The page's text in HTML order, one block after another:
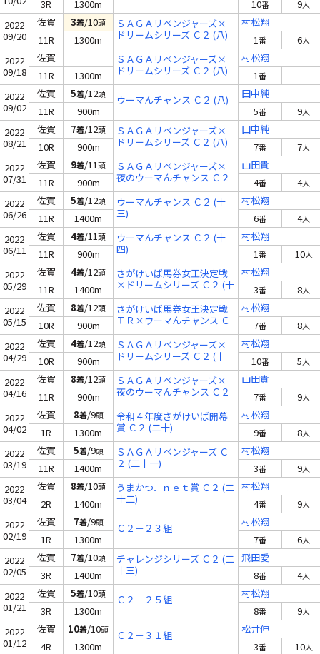
3R 1300m 10番 9人
2022
09/20
佐賀 3着/10頭
ＳＡＧＡリベンジャーズ×
ドリームシリーズ Ｃ２ (八)
村松翔
11R
1300m 1番 6人
2022
09/18
佐賀
ＳＡＧＡリベンジャーズ×
ドリームシリーズ Ｃ２ (八)
村松翔
11R
1300m 1番
2022
09/02
佐賀 5着/12頭 ウーマんチャンス Ｃ２ (八)
田中純
11R
900m 5番 9人
2022
08/21
佐賀 7着/12頭
ＳＡＧＡリベンジャーズ×
ドリームシリーズ Ｃ２ (八)
田中純
10R
900m 7番 7人
2022
07/31
佐賀 9着/11頭
ＳＡＧＡリベンジャーズ×
夜のウーマんチャンス Ｃ２
(十)
山田貴
11R
900m 4番 4人
2022
06/26
佐賀 5着/12頭
ウーマんチャンス Ｃ２ (十
三)
村松翔
11R
1400m 6番 4人
2022
06/11
佐賀 4着/11頭
ウーマんチャンス Ｃ２ (十
四)
村松翔
11R
900m 1番 10人
2022
05/29
佐賀 4着/12頭
さがけいば馬券女王決定戦
×ドリームシリーズ Ｃ２ (十
六)
村松翔
11R
1400m 3番 8人
2022
05/15
佐賀 8着/12頭
さがけいば馬券女王決定戦
ＴＲ×ウーマんチャンス Ｃ
２ (十七)
村松翔
10R
900m 7番 8人
2022
04/29
佐賀 4着/12頭
ＳＡＧＡリベンジャーズ×
ドリームシリーズ Ｃ２ (十
九)
村松翔
10R
900m 10番 5人
2022
04/16
佐賀 8着/12頭
ＳＡＧＡリベンジャーズ×
夜のウーマんチャンス Ｃ２
(二十)
山田貴
11R
900m 7番 9人
2022
04/02
佐賀 8着/9頭
令和４年度さがけいば開幕
賞 Ｃ２ (二十)
村松翔
1R
1300m 9番 8人
2022
03/19
佐賀 5着/9頭
ＳＡＧＡリベンジャーズ Ｃ
２ (二十一)
村松翔
11R
1400m 3番 9人
2022
03/04
佐賀 8着/10頭
うまかつ．ｎｅｔ賞 Ｃ２ (二
十二)
村松翔
2R
1400m 4番 9人
2022
02/19
佐賀 7着/9頭 Ｃ２－２３組
村松翔
1R
1300m 7番 6人
2022
02/05
佐賀 7着/10頭
チャレンジシリーズ Ｃ２ (二
十三)
飛田愛
3R
1400m 8番 4人
2022
01/21
佐賀 5着/10頭 Ｃ２－２５組
村松翔
3R
1300m 8番 9人
2022
01/12
佐賀 10着/10頭 Ｃ２－３１組
松井伸
4R
1300m 3番 10人